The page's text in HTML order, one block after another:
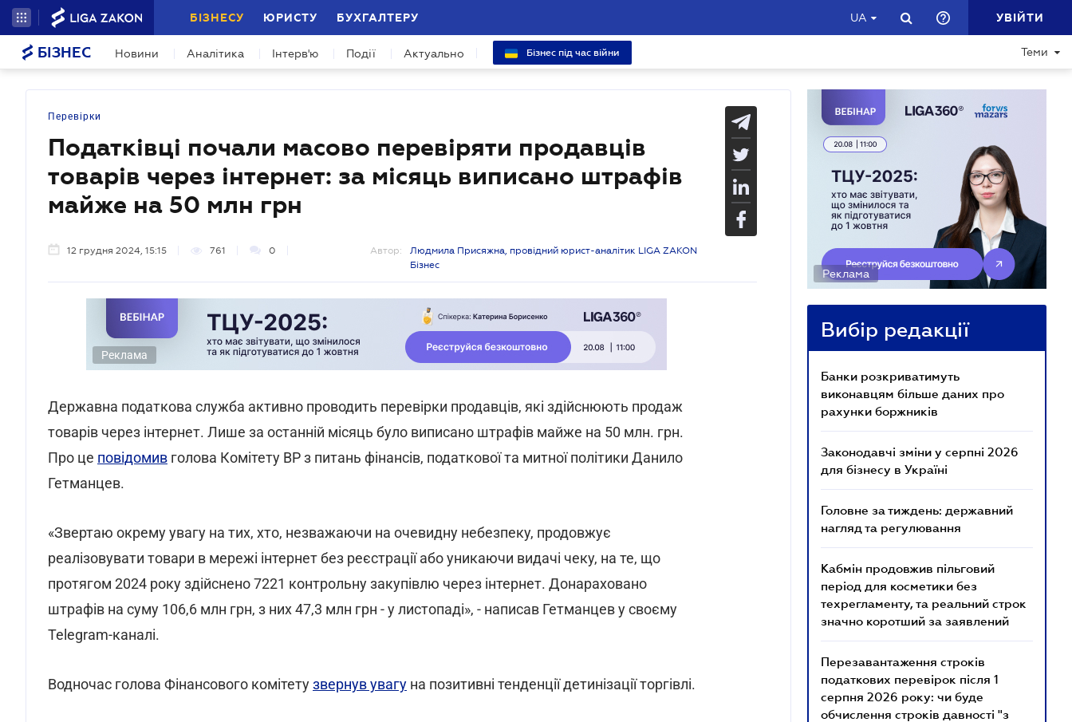
БІЗНЕСУ ЮРИСТУ БУХГАЛТЕРУ UA УВІЙТИ
БІЗНЕС Новини Аналітика Інтерв'ю Події Актуально Бізнес під час війни Теми
Перевірки
Податківці почали масово перевіряти продавців
товарів через інтернет: за місяць виписано штрафів
майже на 50 млн грн
12 грудня 2024, 15:15 761 0 Автор:
Людмила Присяжна, провідний юрист-аналітик LIGA ZAKON
Бізнес
Реклама
Державна податкова служба активно проводить перевірки продавців, які здійснюють продаж
товарів через інтернет. Лише за останній місяць було виписано штрафів майже на 50 млн. грн.
Про це повідомив голова Комітету ВР з питань фінансів, податкової та митної політики Данило
Гетманцев.
«Звертаю окрему увагу на тих, хто, незважаючи на очевидну небезпеку, продовжує
реалізовувати товари в мережі інтернет без реєстрації або уникаючи видачі чеку, на те, що
протягом 2024 року здійснено 7221 контрольну закупівлю через інтернет. Донараховано
штрафів на суму 106,6 млн грн, з них 47,3 млн грн - у листопаді», - написав Гетманцев у своєму
Telegram-каналі.
Водночас голова Фінансового комітетузвернув увагу на позитивні тенденції детинізації торгівлі.
Реклама
Вибір редакції
Банки розкриватимуть
виконавцям більше даних про
рахунки боржників
Законодавчі зміни у серпні 2026
для бізнесу в Україні
Головне за тиждень: державний
нагляд та регулювання
Кабмін продовжив пільговий
період для косметики без
техрегламенту, та реальний строк
значно коротший за заявлений
Перезавантаження строків
податкових перевірок після 1
серпня 2026 року: чи буде
обчислення строків давності "з